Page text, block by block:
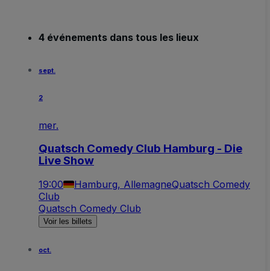
4 événements dans tous les lieux
sept.
2
mer.
Quatsch Comedy Club Hamburg - Die
Live Show
19:00 Hamburg, AllemagneQuatsch Comedy
Club
Quatsch Comedy Club
Voir les billets
oct.